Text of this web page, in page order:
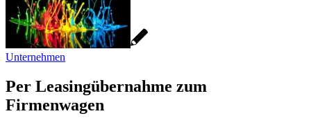
Unternehmen
Per Leasingübernahme zum
Firmenwagen